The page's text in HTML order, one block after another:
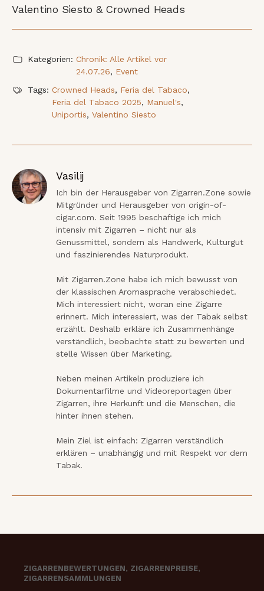
Valentino Siesto & Crowned Heads
Kategorien: Chronik: Alle Artikel vor
24.07.26, Event
Tags: Crowned Heads, Feria del Tabaco,
Feria del Tabaco 2025, Manuel's,
Uniportis, Valentino Siesto
Vasilij
Ich bin der Herausgeber von Zigarren.Zone sowie
Mitgründer und Herausgeber von origin-of-
cigar.com. Seit 1995 beschäftige ich mich
intensiv mit Zigarren – nicht nur als
Genussmittel, sondern als Handwerk, Kulturgut
und faszinierendes Naturprodukt.
Mit Zigarren.Zone habe ich mich bewusst von
der klassischen Aromasprache verabschiedet.
Mich interessiert nicht, woran eine Zigarre
erinnert. Mich interessiert, was der Tabak selbst
erzählt. Deshalb erkläre ich Zusammenhänge
verständlich, beobachte statt zu bewerten und
stelle Wissen über Marketing.
Neben meinen Artikeln produziere ich
Dokumentarfilme und Videoreportagen über
Zigarren, ihre Herkunft und die Menschen, die
hinter ihnen stehen.
Mein Ziel ist einfach: Zigarren verständlich
erklären – unabhängig und mit Respekt vor dem
Tabak.
ZIGARRENBEWERTUNGEN, ZIGARRENPREISE,
ZIGARRENSAMMLUNGEN